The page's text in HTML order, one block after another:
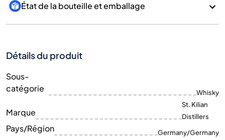
État de la bouteille et emballage
Détails du produit
Sous-
catégorie
Whisky
Marque
St. Kilian
Distillers
Pays/Région Germany/Germany